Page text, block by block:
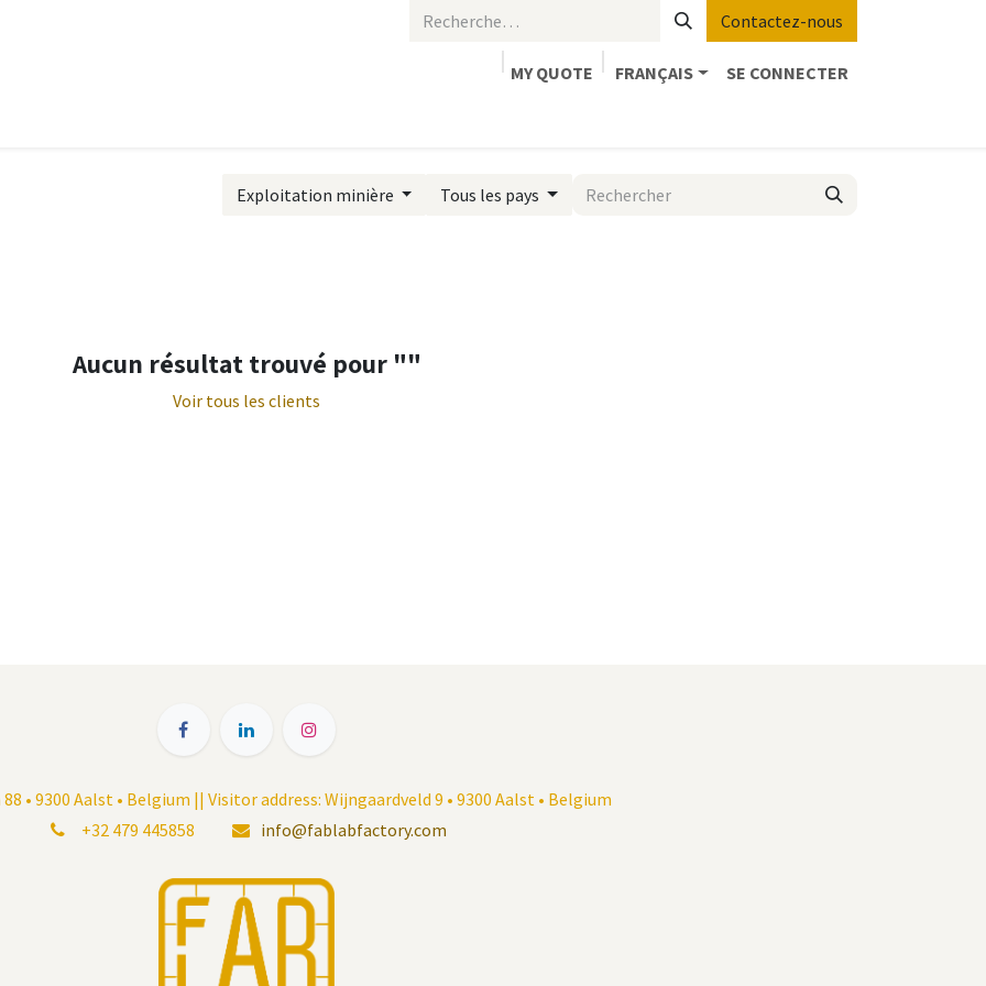
Contactez-nous
MY QUOTE FRANÇAIS
SE CONNECTER
Exploitation minière Tous les pays
Aucun résultat trouvé pour ""
Voir tous les clients
• 9300 Aalst • Belgium || Visitor address: Wijngaardveld 9 • 9300 Aalst • Belgium
+32 479 445858
info@fablabfactory.com